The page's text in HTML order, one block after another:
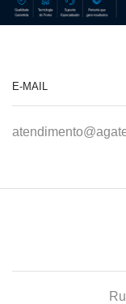
E-MAIL